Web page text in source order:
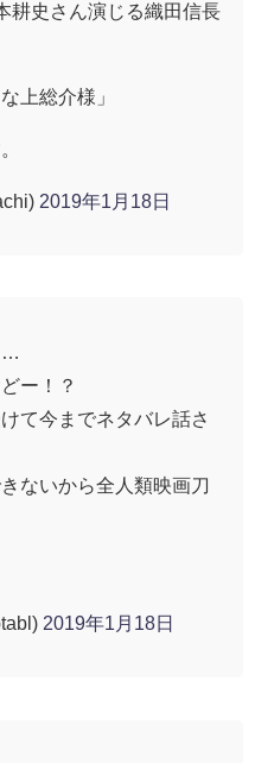
耕史さん演じる織田信長
上総介様」
2019年1月18日
…
ー！？
て今までネタバレ話さ
ないから全人類映画刀
2019年1月18日